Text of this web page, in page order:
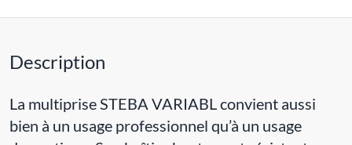
Description
La multiprise STEBA VARIABL convient aussi
bien à un usage professionnel qu’à un usage